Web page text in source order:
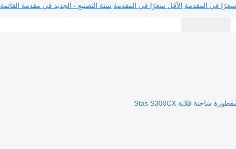
سعرًا في المقدمة الأقل سعرًا في المقدمة سنة التصنيع - الجديد في مقدمة القائمة